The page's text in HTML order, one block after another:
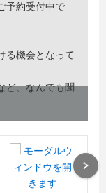
予約受付中で
る機会となって
ど、なんでも聞